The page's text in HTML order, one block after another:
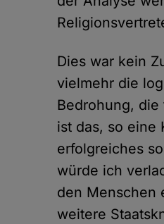
Dies war kein
vielmehr die
Bedrohung,
ist das, so eine
erfolgreiches
würde ich
den Menschen
weitere